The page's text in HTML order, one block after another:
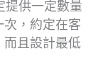
提供一定數量
，約定在客
而且設計最低